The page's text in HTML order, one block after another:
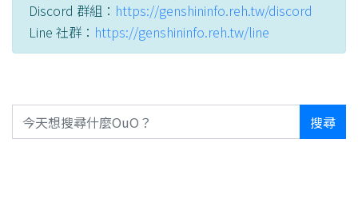
Discord 群組： https://genshininfo.reh.tw/discord
Line 社群： https://genshininfo.reh.tw/line
搜尋